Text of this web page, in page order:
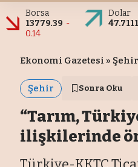
Borsa
13779.39 -
0.14
Dolar
47.7111
Ekonomi Gazetesi » Şehir
Şehir Sonra Oku
“Tarım,
ilişkilerinde